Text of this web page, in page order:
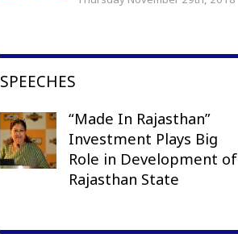
SPEECHES
“Made In Rajasthan”
Investment Plays Big
Role in Development of
Rajasthan State